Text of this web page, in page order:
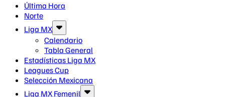
Última Hora
Norte
Liga MX
Calendario
Tabla General
Estadísticas Liga MX
Leagues Cup
Selección Mexicana
Liga MX Femenil